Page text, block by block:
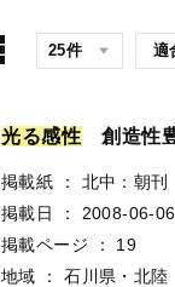
光る感性 創造性
掲載紙 ：
北中：朝刊
掲載日
：
2008-06-06
掲載ページ
：
19
地域
：
石川県・北陸